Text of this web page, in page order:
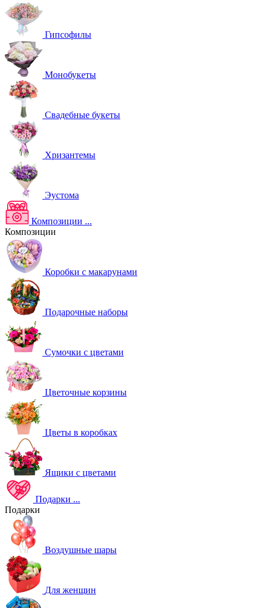
Гипсофилы
Монобукеты
Свадебные букеты
Хризантемы
Эустома
Композиции ...
Композиции
Коробки с макарунами
Подарочные наборы
Сумочки с цветами
Цветочные корзины
Цветы в коробках
Ящики с цветами
Подарки ...
Подарки
Воздушные шары
Для женщин